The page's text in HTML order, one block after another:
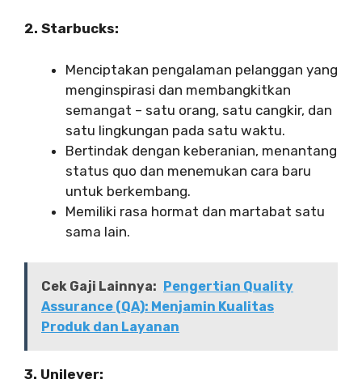
2. Starbucks:
Menciptakan pengalaman pelanggan yang
menginspirasi dan membangkitkan
semangat – satu orang, satu cangkir, dan
satu lingkungan pada satu waktu.
Bertindak dengan keberanian, menantang
status quo dan menemukan cara baru
untuk berkembang.
Memiliki rasa hormat dan martabat satu
sama lain.
Cek Gaji Lainnya: Pengertian Quality
Assurance (QA): Menjamin Kualitas
Produk dan Layanan
3. Unilever: